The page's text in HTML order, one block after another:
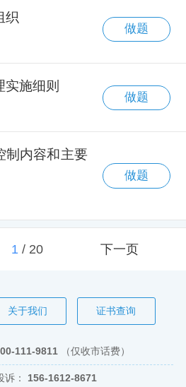
织
做题
实施细则
做题
制内容和主要
做题
1/ 20 下一页
关于我们 证书查询
111-9811 （仅收市话费）
诉： 156-1612-8671